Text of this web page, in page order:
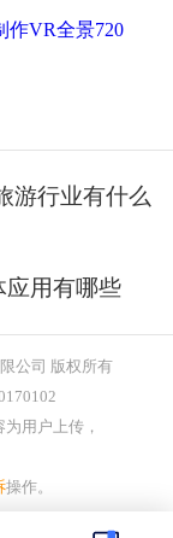
作VR全景720
游行业有什么
应用有哪些
公司 版权所有
用户上传，
操作。